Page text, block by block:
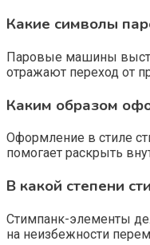
Какие символы
Паровые машины
отражают переход от
Каким образом
Оформление в стиле
помогает раскрыть
В какой степени
Стимпанк-элементы
на неизбежности